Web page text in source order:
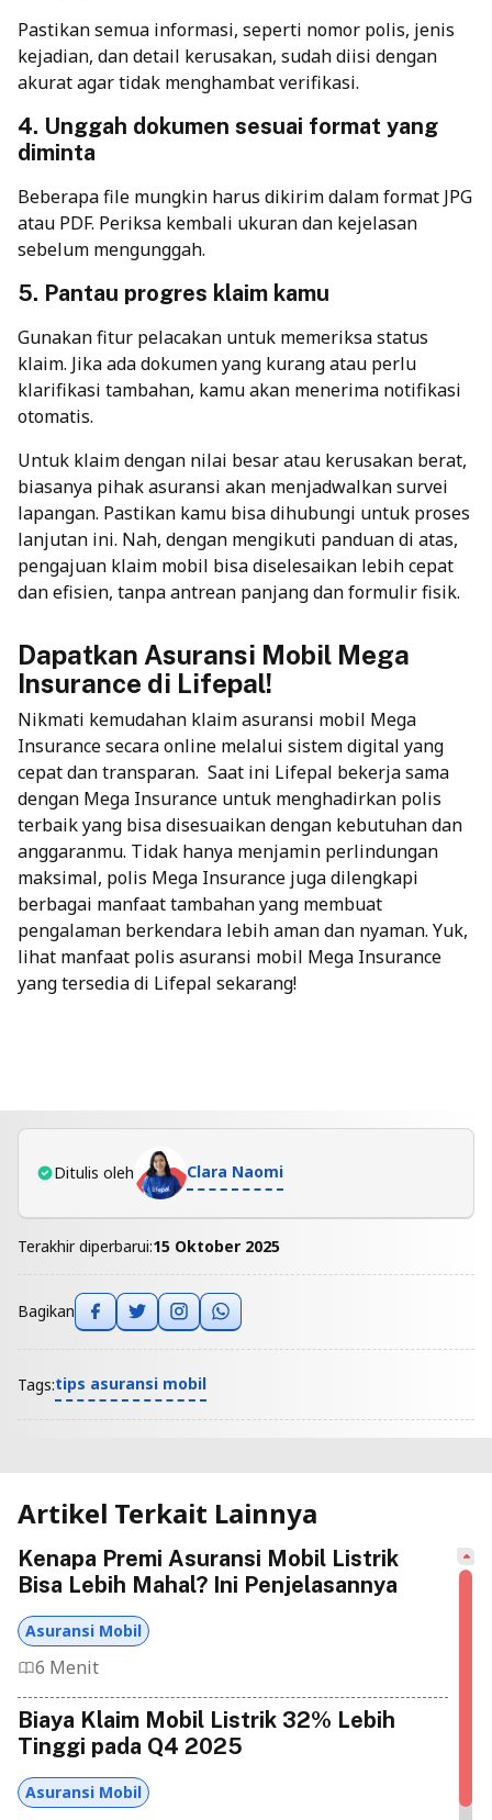
Pastikan semua informasi, seperti nomor polis, jenis
kejadian, dan detail kerusakan, sudah diisi dengan
akurat agar tidak menghambat verifikasi.
4. Unggah dokumen sesuai format yang
diminta
Beberapa file mungkin harus dikirim dalam format JPG
atau PDF. Periksa kembali ukuran dan kejelasan
sebelum mengunggah.
5. Pantau progres klaim kamu
Gunakan fitur pelacakan untuk memeriksa status
klaim. Jika ada dokumen yang kurang atau perlu
klarifikasi tambahan, kamu akan menerima notifikasi
otomatis.
Untuk klaim dengan nilai besar atau kerusakan berat,
biasanya pihak asuransi akan menjadwalkan survei
lapangan. Pastikan kamu bisa dihubungi untuk proses
lanjutan ini. Nah, dengan mengikuti panduan di atas,
pengajuan klaim mobil bisa diselesaikan lebih cepat
dan efisien, tanpa antrean panjang dan formulir fisik.
Dapatkan Asuransi Mobil Mega
Insurance di Lifepal!
Nikmati kemudahan klaim asuransi mobil Mega
Insurancesecara online melalui sistem digital yang
cepat dan transparan. Saat ini Lifepal bekerja sama
dengan Mega Insurance untuk menghadirkan polis
terbaik yang bisa disesuaikan dengan kebutuhan dan
anggaranmu. Tidak hanya menjamin perlindungan
maksimal, polis Mega Insurance juga dilengkapi
berbagai manfaat tambahan yang membuat
pengalaman berkendara lebih aman dan nyaman. Yuk,
lihat manfaat polis asuransi mobil Mega Insurance
yang tersedia di Lifepal sekarang!
Ditulis oleh Clara Naomi
Terakhir diperbarui:15 Oktober 2025
Bagikan
Tags:tips asuransi mobil
Artikel Terkait Lainnya
Kenapa Premi Asuransi Mobil Listrik
Bisa Lebih Mahal? Ini Penjelasannya
Asuransi Mobil
6 Menit
Biaya Klaim Mobil Listrik 32% Lebih
Tinggi pada Q4 2025
Asuransi Mobil